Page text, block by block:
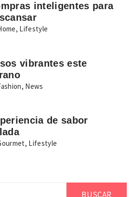
inteligentes para
, Lifestyle
vibrantes este
, News
de sabor
, Lifestyle